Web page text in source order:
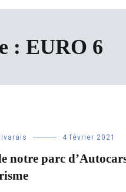
: EURO 6
4 février 2021
notre parc